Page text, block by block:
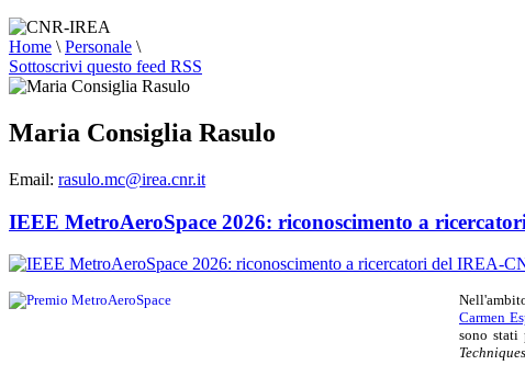
Home \ Personale \
Sottoscrivi questo feed RSS
Maria Consiglia Rasulo
Email: rasulo.mc@irea.cnr.it
IEEE MetroAeroSpace 2026: riconoscimento a
Carmen
sono stati